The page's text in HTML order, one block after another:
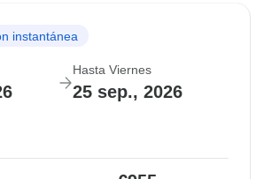
instantánea
Hasta Viernes
25 sep., 2026